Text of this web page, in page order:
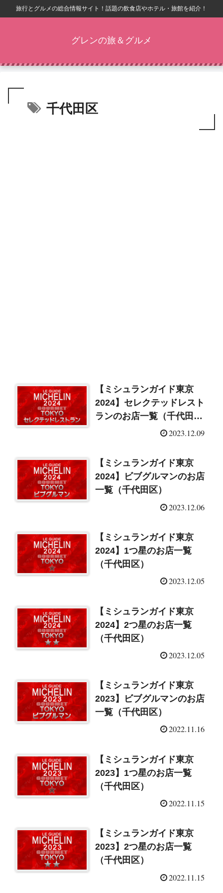
旅行とグルメの総合情報サイト！話題の飲食店やホテル・旅館を紹介！
グレンの旅＆グルメ
千代田区
【ミシュランガイド東京
2024】セレクテッドレスト
ランのお店一覧（千代田
2023.12.09
【ミシュランガイド東京
2024】ビブグルマンのお店
一覧（千代田区）
2023.12.06
【ミシュランガイド東京
2024】1つ星のお店一覧
（千代田区）
2023.12.05
【ミシュランガイド東京
2024】2つ星のお店一覧
（千代田区）
2023.12.05
【ミシュランガイド東京
2023】ビブグルマンのお店
一覧（千代田区）
2022.11.16
【ミシュランガイド東京
2023】1つ星のお店一覧
（千代田区）
2022.11.15
【ミシュランガイド東京
2023】2つ星のお店一覧
（千代田区）
2022.11.15